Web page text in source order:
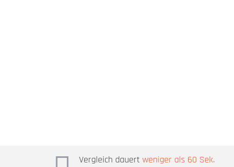
Vergleich dauert weniger als 60 Sek.